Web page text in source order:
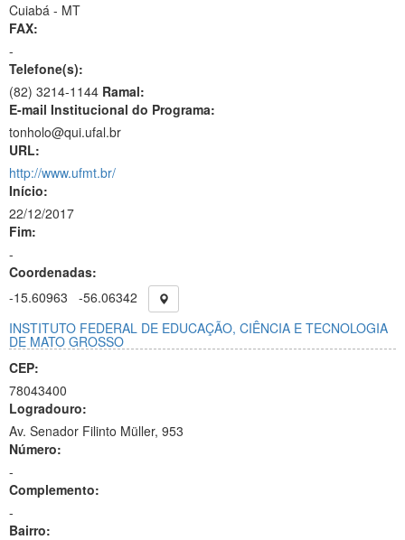
Cuiabá - MT
FAX:
-
Telefone(s):
(82) 3214-1144 Ramal:
E-mail Institucional do Programa:
tonholo@qui.ufal.br
URL:
http://www.ufmt.br/
Início:
22/12/2017
Fim:
-
Coordenadas:
-15.60963
-56.06342
INSTITUTO FEDERAL DE EDUCAÇÃO, CIÊNCIA E TECNOLOGIA
DE MATO GROSSO
CEP:
78043400
Logradouro:
Av. Senador Filinto Müller, 953
Número:
-
Complemento:
-
Bairro: